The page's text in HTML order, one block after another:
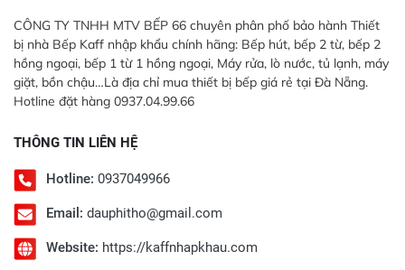
CÔNG TY TNHH MTV BẾP 66 chuyên phân phố bảo hành Thiết
bị nhà Bếp Kaff nhập khẩu chính hãng: Bếp hút, bếp 2 từ, bếp 2
hồng ngoại, bếp 1 từ 1 hồng ngoại, Máy rửa, lò nước, tủ lạnh, máy
giặt, bồn chậu…Là địa chỉ mua thiết bị bếp giá rẻ tại Đà Nẵng.
Hotline đặt hàng 0937.04.99.66
THÔNG TIN LIÊN HỆ
Hotline: 0937049966
Email: dauphitho@gmail.com
Website: https://kaffnhapkhau.com